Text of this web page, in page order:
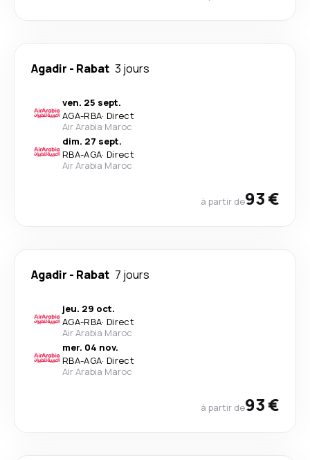
Agadir - Rabat 3 jours
ven. 25 sept.
AGA-RBA· Direct
Air Arabia Maroc
dim. 27 sept.
RBA-AGA· Direct
Air Arabia Maroc
à partir de93 €
Agadir - Rabat 7 jours
jeu. 29 oct.
AGA-RBA· Direct
Air Arabia Maroc
mer. 04 nov.
RBA-AGA· Direct
Air Arabia Maroc
à partir de93 €